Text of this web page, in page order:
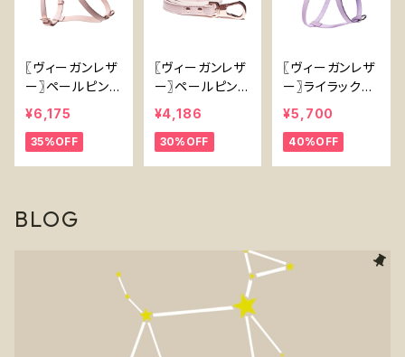
〖ヴィーガンレザ
ー〗ペールピンク
ハーネス【Vega
n Leather Pale
Pink Harness】
¥6,175
35%OFF
〖ヴィーガンレザ
ー〗ペールピンク
リード【Vegan L
eather Pale Pi
nk Lead】
¥4,186
30%OFF
〖ヴィーガンレザ
ー〗ライラックパ
ープルハーネス
【Vegan Leath
er Lilac Harne
¥5,700
40%OFF
BLOG